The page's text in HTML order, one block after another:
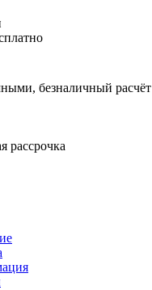
безналичный расчёт
рассрочка